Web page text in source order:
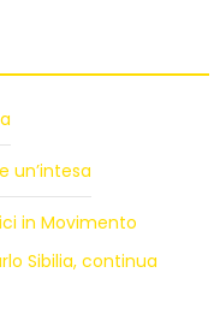
un’intesa
in Movimento
Sibilia, continua